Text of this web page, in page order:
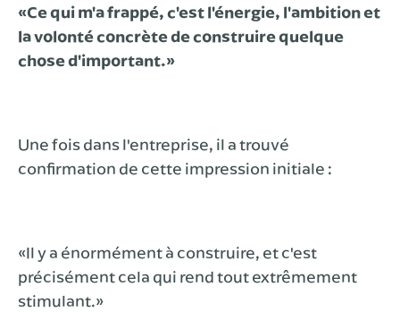
«Ce qui m'a frappé, c'est l'énergie, l'ambition et
la volonté concrète de construire quelque
chose d'important.»
Une fois dans l'entreprise, il a trouvé
confirmation de cette impression initiale :
«Il y a énormément à construire, et c'est
précisément cela qui rend tout extrêmement
stimulant.»